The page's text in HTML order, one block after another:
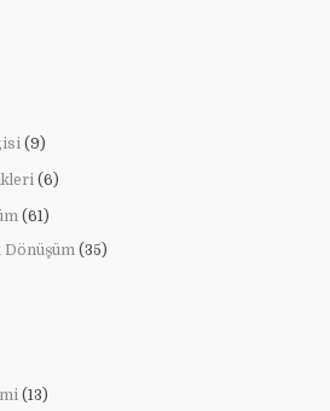
(9)
(6)
(61)
Dönüşüm (35)
(13)